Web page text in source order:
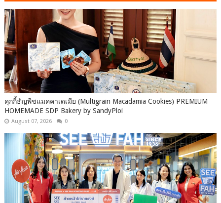
คุกกี้ธัญพืชแมคคาเดเมีย (Multigrain Macadamia Cookies) PREMIUM
HOMEMADE SDP Bakery by SandyPloi
August 07, 2026 0